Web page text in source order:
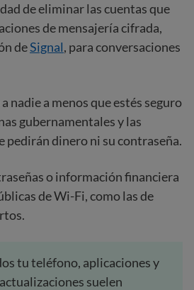
de eliminar las cuentas que
de mensajería cifrada,
deSignal, para conversaciones
nadie a menos que estés seguro
gubernamentales y las
pedirán dinero ni su contraseña.
o información financiera
de Wi-Fi, como las de
tu teléfono, aplicaciones y
suelen